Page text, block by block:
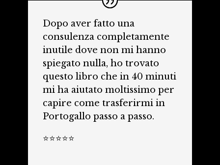
Dopo aver fatto una
consulenza completamente
inutile dove non mi hanno
spiegato nulla, ho trovato
questo libro che in 40 minuti
mi ha aiutato moltissimo per
capire come trasferirmi in
Portogallo passo a passo.
⭐⭐⭐⭐⭐